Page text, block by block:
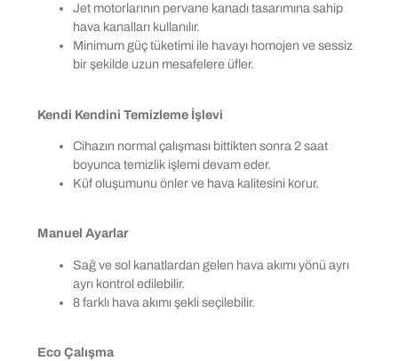
Jet motorlarının pervane kanadı tasarımına sahip
hava kanalları kullanılır.
Minimum güç tüketimi ile havayı homojen ve sessiz
bir şekilde uzun mesafelere üfler.
Kendi Kendini Temizleme İşlevi
Cihazın normal çalışması bittikten sonra 2 saat
boyunca temizlik işlemi devam eder.
Küf oluşumunu önler ve hava kalitesini korur.
Manuel Ayarlar
Sağ ve sol kanatlardan gelen hava akımı yönü ayrı
ayrı kontrol edilebilir.
8 farklı hava akımı şekli seçilebilir.
Eco Çalışma